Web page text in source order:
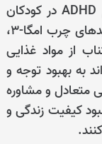
رژیم غذایی نقش مهمی در مدیریت علائم ADHD در کودکان
دارد. مصرف مواد مغذی مناسب مانند اسیدهای چرب امگا-۳،
از مواد غذایی
به بهبود توجه و
متعادل و مشاوره
کیفیت زندگی و